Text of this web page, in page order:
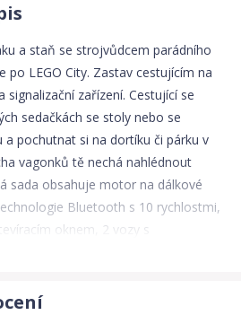
a staň se strojvůdcem parádního
po LEGO City. Zastav cestujícím na
zařízení. Cestující se
sedačkách se stoly nebo se
pochutnat si na dortíku či párku v
vagonků tě nechá nahlédnout
sada obsahuje motor na dálkové
Bluetooth s 10 rychlostmi,
oknem, 2 vozy s
a stoly, oválnou trať s celkem
a 4 LEGO minifigurky.